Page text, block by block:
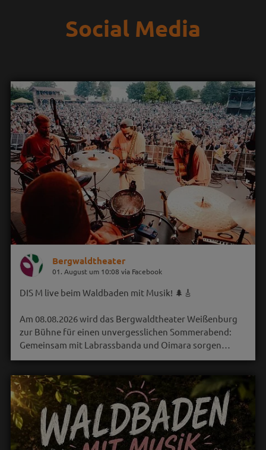
Social Media
Bergwaldtheater
01. August um 10:08 via Facebook
DIS M live beim Waldbaden mit Musik! 🌲🎸
Am 08.08.2026 wird das Bergwaldtheater Weißenburg
zur Bühne für einen unvergesslichen Sommerabend:
Gemeinsam mit Labrassbanda und Oimara sorgen…